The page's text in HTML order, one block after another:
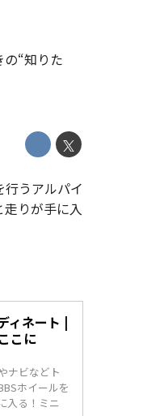
“知りた
うアルパイ
りが手に入
ィネート |
こに
ナビなどト
ホイールを
入る！ミニ